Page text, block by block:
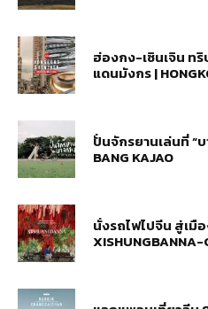
ฮ่องกง-เซินเจิน ท
แดนมังกร |
ปั่นจักรยานเล่นที่ “บ
BANG KAJAO
นั่งรถไฟไปจีน สู่เ
XISHUNGBANNA-